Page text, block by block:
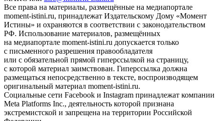
Все права на материалы, размещённые на медиапортале
moment-istini.ru, принадлежат Издательскому Дому «Момент
Истины» и охраняются в соответствии с законодательством
РФ. Использование материалов, размещённых
на медиапортале moment-istini.ru допускается только
с письменного разрешения правообладателя
или с обязательной прямой гиперссылкой на страницу,
с которой материал заимствован. Гиперссылка должна
размещаться непосредственно в тексте, воспроизводящем
оригинальный материал moment-istini.ru.
Социальные сети Facebook и Instagram принадлежат компании
Meta Platforms Inc., деятельность которой признана
экстремистской и запрещена на территории Российской